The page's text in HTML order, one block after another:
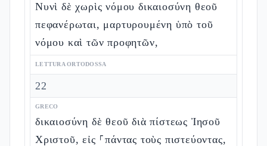
Νυνὶ δὲ χωρὶς νόμου δικαιοσύνη θεοῦ
πεφανέρωται, μαρτυρουμένη ὑπὸ τοῦ
νόμου καὶ τῶν προφητῶν,
LETTURA ORTODOSSA
22
GRECO
δικαιοσύνη δὲ θεοῦ διὰ πίστεως Ἰησοῦ
Χριστοῦ, εἰς ⸀πάντας τοὺς πιστεύοντας,